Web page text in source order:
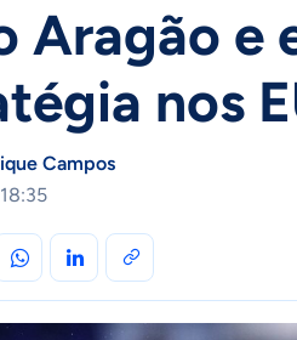
Aragão e
nos
Campos